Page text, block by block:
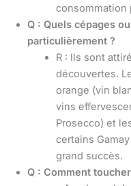
consommation
Q : Quels cépages
particulièrement ?
R : Ils sont
découvertes.
orange (vin
vins
Prosecco) et
certains
grand succès.
Q : Comment